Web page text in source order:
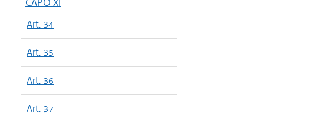
Art. 34
Art. 35
Art. 36
Art. 37